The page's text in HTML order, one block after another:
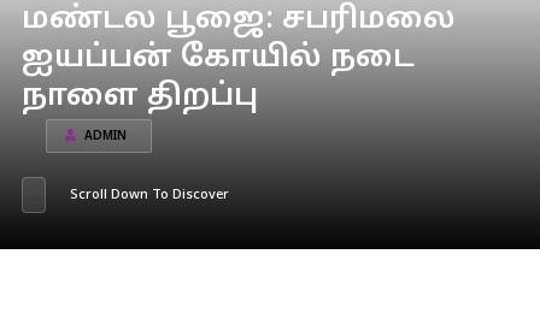
மண்டல பூஜை: சபரிமலை
ஐயப்பன் கோயில் நடை
நாளை திறப்பு
ADMIN
Scroll Down To Discover